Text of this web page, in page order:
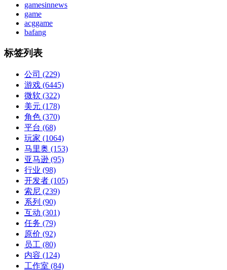
gamesinnews
game
acggame
bafang
标签列表
公司 (229)
游戏 (6445)
微软 (322)
美元 (178)
角色 (370)
平台 (68)
玩家 (1064)
马里奥 (153)
亚马逊 (95)
行业 (98)
开发者 (105)
索尼 (239)
系列 (90)
互动 (301)
任务 (79)
原价 (92)
员工 (80)
内容 (124)
工作室 (84)